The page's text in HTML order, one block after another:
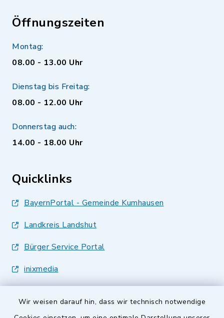
Wir weisen darauf hin, dass wir technisch notwendige
Öffnungszeiten
Montag:
08.00 - 13.00 Uhr
Dienstag bis Freitag:
08.00 - 12.00 Uhr
Donnerstag auch:
14.00 - 18.00 Uhr
Quicklinks
BayernPortal - Gemeinde Kumhausen
Landkreis Landshut
Bürger Service Portal
inixmedia